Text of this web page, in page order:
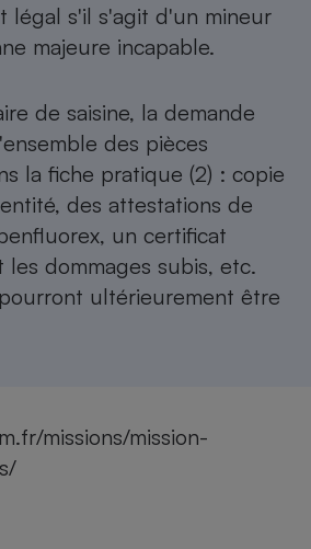
légal s'il s'agit d'un mineur
majeure incapable.
de saisine, la demande
des pièces
la fiche pratique (2) : copie
des attestations de
un certificat
les dommages subis, etc.
ultérieurement être
missions/mission-